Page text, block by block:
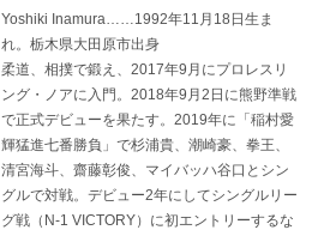
Yoshiki Inamura……1992年11月18日生ま
れ。栃木県大田原市出身
柔道、相撲で鍛え、2017年9月にプロレスリ
ング・ノアに入門。2018年9月2日に熊野準戦
で正式デビューを果たす。2019年に「稲村愛
輝猛進七番勝負」で杉浦貴、潮崎豪、拳王、
清宮海斗、齋藤彰俊、マイバッハ谷口とシン
グルで対戦。デビュー2年にしてシングルリー
グ戦（N-1 VICTORY）に初エントリーするな